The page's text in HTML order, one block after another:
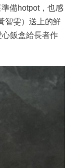
備hotpot，也感
智雯）送上的鮮
飯盒給長者作